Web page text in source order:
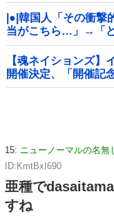
|●|韓国人「その衝撃
当がこちら…」→「
ﾙ」＝韓国の反応
【魂ネイションズ】
開催決定、「開催記
15: ニューノーマルの名無
ID:KmtBxI690
亜種で
すね